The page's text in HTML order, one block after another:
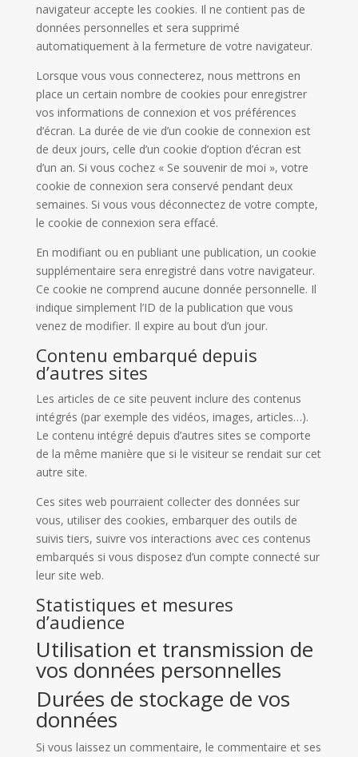
navigateur accepte les cookies. Il ne contient pas de
données personnelles et sera supprimé
automatiquement à la fermeture de votre navigateur.
Lorsque vous vous connecterez, nous mettrons en
place un certain nombre de cookies pour enregistrer
vos informations de connexion et vos préférences
d’écran. La durée de vie d’un cookie de connexion est
de deux jours, celle d’un cookie d’option d’écran est
d’un an. Si vous cochez « Se souvenir de moi », votre
cookie de connexion sera conservé pendant deux
semaines. Si vous vous déconnectez de votre compte,
le cookie de connexion sera effacé.
En modifiant ou en publiant une publication, un cookie
supplémentaire sera enregistré dans votre navigateur.
Ce cookie ne comprend aucune donnée personnelle. Il
indique simplement l’ID de la publication que vous
venez de modifier. Il expire au bout d’un jour.
Contenu embarqué depuis
d’autres sites
Les articles de ce site peuvent inclure des contenus
intégrés (par exemple des vidéos, images, articles…).
Le contenu intégré depuis d’autres sites se comporte
de la même manière que si le visiteur se rendait sur cet
autre site.
Ces sites web pourraient collecter des données sur
vous, utiliser des cookies, embarquer des outils de
suivis tiers, suivre vos interactions avec ces contenus
embarqués si vous disposez d’un compte connecté sur
leur site web.
Statistiques et mesures
d’audience
Utilisation et transmission de
vos données personnelles
Durées de stockage de vos
données
Si vous laissez un commentaire, le commentaire et ses